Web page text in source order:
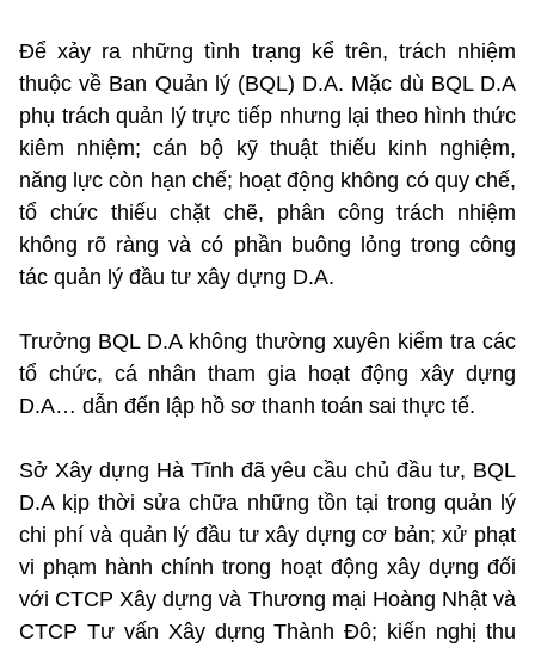
Để xảy ra những tình trạng kể trên, trách nhiệm
thuộc về Ban Quản lý (BQL) D.A. Mặc dù BQL D.A
phụ trách quản lý trực tiếp nhưng lại theo hình thức
kiêm nhiệm; cán bộ kỹ thuật thiếu kinh nghiệm,
năng lực còn hạn chế; hoạt động không có quy chế,
tổ chức thiếu chặt chẽ, phân công trách nhiệm
không rõ ràng và có phần buông lỏng trong công
tác quản lý đầu tư xây dựng D.A.
Trưởng BQL D.A không thường xuyên kiểm tra các
tổ chức, cá nhân tham gia hoạt động xây dựng
D.A… dẫn đến lập hồ sơ thanh toán sai thực tế.
Sở Xây dựng Hà Tĩnh đã yêu cầu chủ đầu tư, BQL
D.A kịp thời sửa chữa những tồn tại trong quản lý
chi phí và quản lý đầu tư xây dựng cơ bản; xử phạt
vi phạm hành chính trong hoạt động xây dựng đối
với CTCP Xây dựng và Thương mại Hoàng Nhật và
CTCP Tư vấn Xây dựng Thành Đô; kiến nghị thu